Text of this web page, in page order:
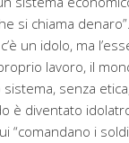
si chiama
un idolo, ma
lavoro, il
senza
è diventato
“comandano i